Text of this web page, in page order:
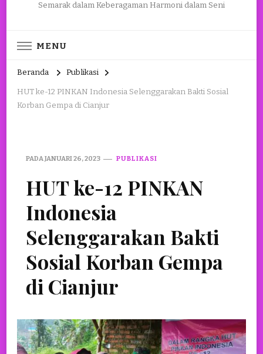
Semarak dalam Keberagaman Harmoni dalam Seni
MENU
Beranda Publikasi
HUT ke-12 PINKAN Indonesia Selenggarakan Bakti Sosial
Korban Gempa di Cianjur
PADAJANUARI 26, 2023 PUBLIKASI
HUT ke-12 PINKAN
Indonesia
Selenggarakan Bakti
Sosial Korban Gempa
di Cianjur